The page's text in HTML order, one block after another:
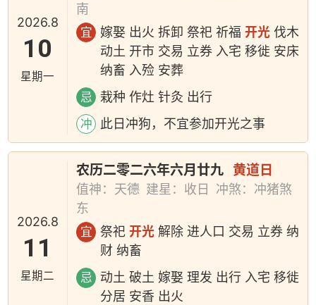
2026.8
10
星期一
南
宜 嫁娶 出火 拆卸 祭祀 祈福开光 伐木
动土 开市 交易 立券 入宅 移徙 安床
纳畜 入殓 安葬
忌 栽种 作灶 针灸 出行
冲 此日冲狗，不宜参加开光之事
2026.8
11
星期二
农历二零二六年六月廿九 黄道日
值神：天德 建星：收日
冲煞：冲猪煞
东
宜 祭祀开光 解除 进人口 交易 立券 纳
财 纳畜
忌
动土 破土 嫁娶 理发 出行 入宅 移徙
分居 安香 出火